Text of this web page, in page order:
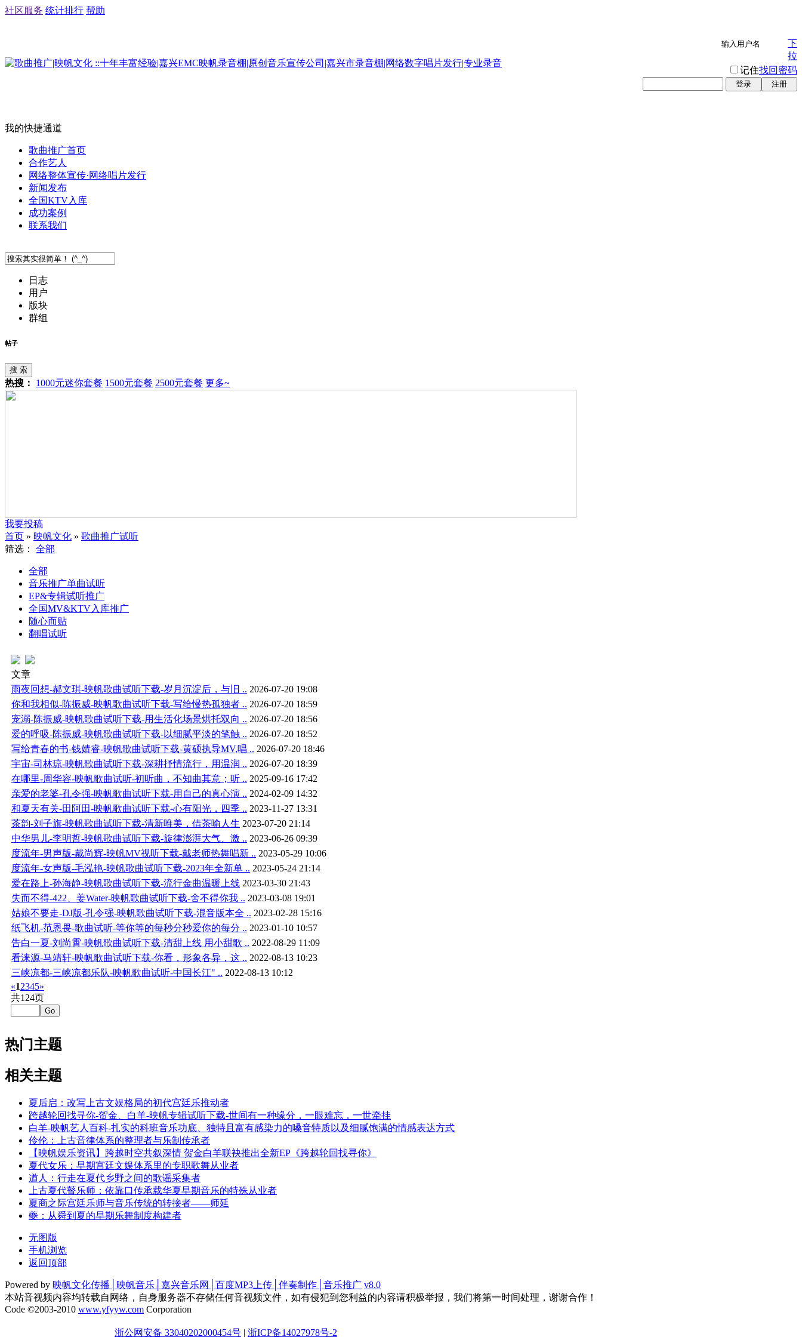
社区服务 统计排行 帮助
下
拉
记住找回密码
登录 注册
我的快捷通道
歌曲推广首页
合作艺人
网络整体宣传·网络唱片发行
新闻发布
全国KTV入库
成功案例
联系我们
日志
用户
版块
群组
帖子
搜 索
热搜： 1000元迷你套餐 1500元套餐 2500元套餐 更多~
我要投稿
首页 » 映帆文化 » 歌曲推广试听
筛选：
全部
全部
音乐推广单曲试听
EP&专辑试听推广
全国MV&KTV入库推广
随心而贴
翻唱试听
文章
雨夜回想-郝文琪-映帆歌曲试听下载-岁月沉淀后，与旧 .. 2026-07-20 19:08
你和我相似-陈振威-映帆歌曲试听下载-写给慢热孤独者 .. 2026-07-20 18:59
宠溺-陈振威-映帆歌曲试听下载-用生活化场景烘托双向 .. 2026-07-20 18:56
爱的呼吸-陈振威-映帆歌曲试听下载-以细腻平淡的笔触 .. 2026-07-20 18:52
写给青春的书-钱婧睿-映帆歌曲试听下载-黄硕执导MV,唱 .. 2026-07-20 18:46
宇宙-司林琼-映帆歌曲试听下载-深耕抒情流行，用温润 .. 2026-07-20 18:39
在哪里-周华容-映帆歌曲试听-初听曲，不知曲其意；听 .. 2025-09-16 17:42
亲爱的老婆-孔令强-映帆歌曲试听下载-用自己的真心演 .. 2024-02-09 14:32
和夏天有关-田阿田-映帆歌曲试听下载-心有阳光，四季 .. 2023-11-27 13:31
茶韵-刘子旗-映帆歌曲试听下载-清新唯美，借茶喻人生 2023-07-20 21:14
中华男儿-李明哲-映帆歌曲试听下载-旋律澎湃大气、激 .. 2023-06-26 09:39
度流年-男声版-戴尚辉-映帆MV视听下载-戴老师热舞唱新 .. 2023-05-29 10:06
度流年-女声版-毛泓艳-映帆歌曲试听下载-2023年全新单 .. 2023-05-24 21:14
爱在路上-孙海静-映帆歌曲试听下载-流行金曲温暖上线 2023-03-30 21:43
失而不得-422、姜Water-映帆歌曲试听下载-舍不得你我 .. 2023-03-08 19:01
姑娘不要走-DJ版-孔令强-映帆歌曲试听下载-混音版本全 .. 2023-02-28 15:16
纸飞机-范恩畏-歌曲试听-等你等的每秒分秒爱你的每分 .. 2023-01-10 10:57
告白一夏-刘尚霄-映帆歌曲试听下载-清甜上线 用小甜歌 .. 2022-08-29 11:09
看涞源-马靖轩-映帆歌曲试听下载-你看，形象各异，这 .. 2022-08-13 10:23
三峡凉都-三峡凉都乐队-映帆歌曲试听-中国长江" .. 2022-08-13 10:12
«12345»
共124页
Go
热门主题
相关主题
夏后启：改写上古文娱格局的初代宫廷乐推动者
跨越轮回找寻你-贺金、白羊-映帆专辑试听下载-世间有一种缘分，一眼难忘，一世牵挂
白羊-映帆艺人百科-扎实的科班音乐功底、独特且富有感染力的嗓音特质以及细腻饱满的情感表达方式
伶伦：上古音律体系的整理者与乐制传承者
【映帆娱乐资讯】跨越时空共叙深情 贺金白羊联袂推出全新EP《跨越轮回找寻你》
夏代女乐：早期宫廷文娱体系里的专职歌舞从业者
遒人：行走在夏代乡野之间的歌谣采集者
上古夏代瞽乐师：依靠口传承载华夏早期音乐的特殊从业者
夏商之际宫廷乐师与音乐传统的转接者——师延
夔：从舜到夏的早期乐舞制度构建者
无图版
手机浏览
返回顶部
Powered by 映帆文化传播│映帆音乐│嘉兴音乐网│百度MP3上传│伴奏制作│音乐推广 v8.0
本站音视频内容均转载自网络，自身服务器不存储任何音视频文件，如有侵犯到您利益的内容请积极举报，我们将第一时间处理，谢谢合作！
Code ©2003-2010 www.yfyyw.com Corporation
浙公网安备 33040202000454号 | 浙ICP备14027978号-2